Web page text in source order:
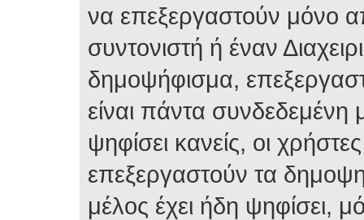
να επεξεργαστούν μόνο
συντονιστή ή έναν
δημοψήφισμα,
είναι πάντα
ψηφίσει κανείς, οι
επεξεργαστούν τα
μέλος έχει ήδη ψηφίσει,